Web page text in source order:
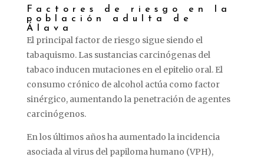
Factores de riesgo en
la
población adulta de
Álava
El principalfactor de riesgo sigue siendo el
tabaquismo. Las sustancias carcinógenas del
tabaco inducen mutaciones en el epitelio oral. El
consumo crónico de alcohol actúa como factor
sinérgico, aumentando la penetración de agentes
carcinógenos.
Enlosúltimos añosha aumentado laincidencia
asociada alvirus del papilomahumano (VPH),